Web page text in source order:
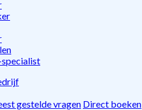
gestelde vragen Direct boeken